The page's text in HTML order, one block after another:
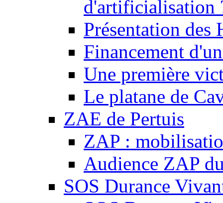
d'artificialisation
Présentation des
Financement
Une première
Le platane de
ZAE de Pertuis
ZAP :
Audience ZAP
SOS Durance